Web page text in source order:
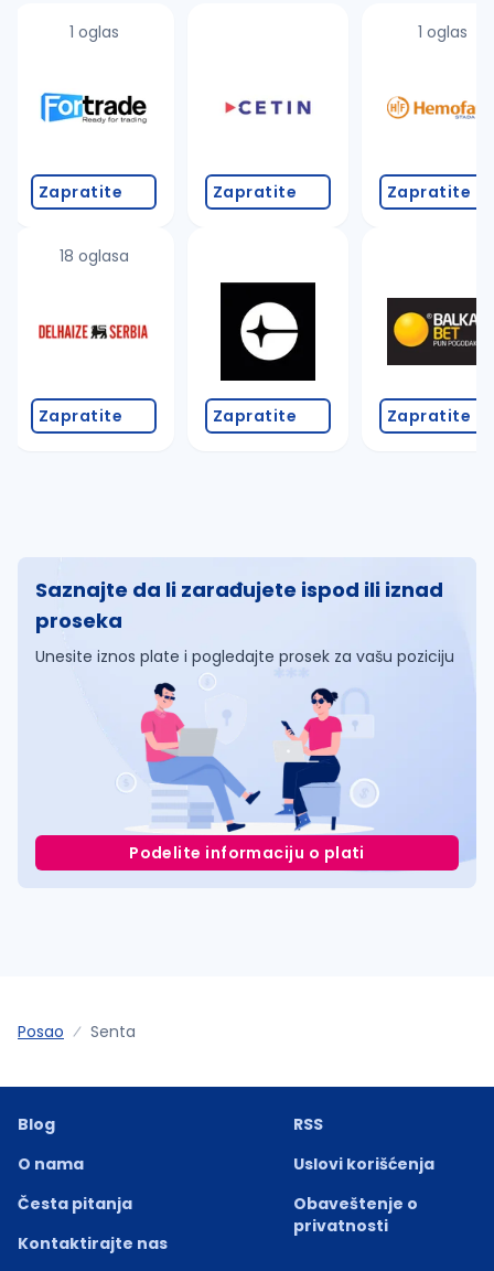
1 oglas
Zapratite
18 oglasa
Zapratite
Zapratite
Zapratite
1 oglas
Zapratite
Zapratite
Saznajte da li zarađujete ispod ili iznad
proseka
Unesite iznos plate i pogledajte prosek za vašu poziciju
Podelite informaciju o plati
Posao Senta
Blog
O nama
Česta pitanja
Kontaktirajte nas
RSS
Uslovi korišćenja
Obaveštenje o
privatnosti